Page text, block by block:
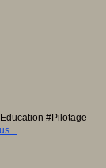
#Pilotage